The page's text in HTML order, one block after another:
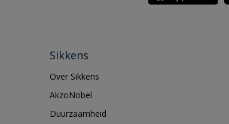
Sikkens
Over Sikkens
AkzoNobel
Duurzaamheid